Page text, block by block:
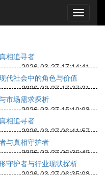
相追寻者
2026-03-27 17:14:41
代社会中的角色与价值
2026-03-27 17:37:21
市场需求探析
2026-03-27 15:10:03
相追寻者
2026-03-27 06:41:57
与真相守护者
2026-03-27 06:36:42
守护者与行业现状探析
2026-03-27 06:35:08